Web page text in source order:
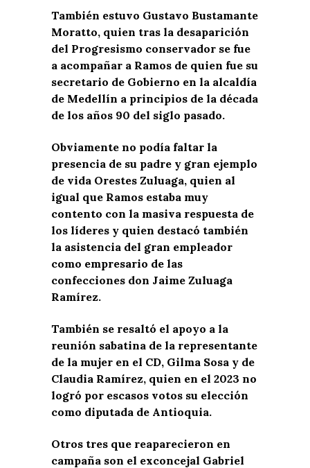
También estuvo Gustavo Bustamante
Moratto, quien tras la desaparición
del Progresismo conservador se fue
a acompañar a Ramos de quien fue su
secretario de Gobierno en la alcaldía
de Medellín a principios de la década
de los años 90 del siglo pasado.
Obviamente no podía faltar la
presencia de su padre y gran ejemplo
de vida Orestes Zuluaga, quien al
igual que Ramos estaba muy
contento con la masiva respuesta de
los líderes y quien destacó también
la asistencia del gran empleador
como empresario de las
confecciones don Jaime Zuluaga
Ramírez.
También se resaltó el apoyo a la
reunión sabatina de la representante
de la mujer en el CD, Gilma Sosa y de
Claudia Ramírez, quien en el 2023 no
logró por escasos votos su elección
como diputada de Antioquia.
Otros tres que reaparecieron en
campaña son el exconcejal Gabriel